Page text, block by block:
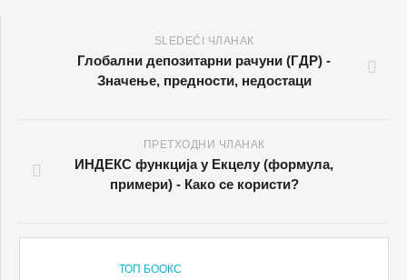
SLEDEĆI ЧЛАНАК
Глобални депозитарни рачуни (ГДР) -
Значење, предности, недостаци
ПРЕТХОДНИ ЧЛАНАК
ИНДЕКС функција у Екцелу (формула,
примери) - Како се користи?
ТОП БООКС